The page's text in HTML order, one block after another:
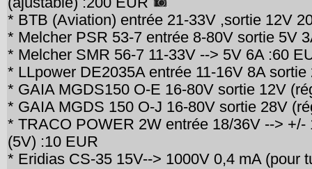
* BTB (Aviation) entrée 21-33V ,sortie 12V
* Melcher PSR 53-7 entrée 8-80V sortie 5V
* Melcher SMR 56-7 11-33V --> 5V 6A :60
* LLpower DE2035A entrée 11-16V 8A
* GAIA MGDS150 O-E 16-80V sortie 12V
* GAIA MGDS 150 O-J 16-80V sortie 28V
* TRACO POWER 2W entrée 18/36V -->
(5V) :10 EUR
* Eridias CS-35 15V--> 1000V 0,4 mA (pour